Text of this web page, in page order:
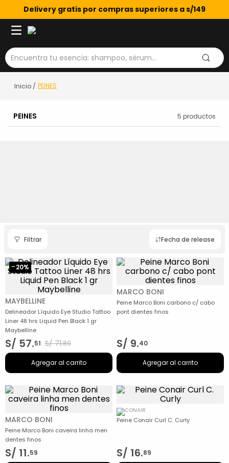
Delivery gratis por compras superiores a s/149
Encuentra tu esencia: shampoo, sérum...
PEINES
PEINES 5 productos
Filtrar Fecha de release
MAYBELLINE
Delineador Líquido Eye Studio Tattoo
Liner 48 hrs Liquid Pen Black 1 gr
Maybelline
S/ 57.51 S/ 71.89
-20%
Agregar al carrito
MARCO BONI
Peine Marco Boni carbono c/ cabo
pont dientes finos
S/ 9.40
Agregar al carrito
MARCO BONI
Peine Marco Boni caveira linha men
dentes finos
S/ 11.59
Peine Conair Curl C. Curly
S/ 16.89